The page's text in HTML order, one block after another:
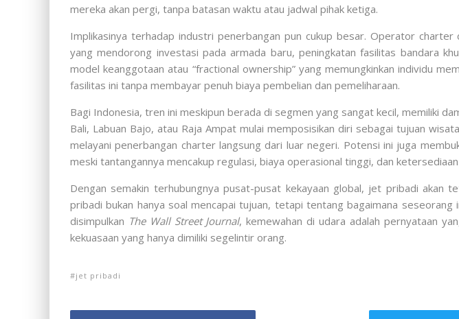
mereka akan pergi, tanpa batasan waktu atau jadwal pihak ketiga.
Implikasinya terhadap industri penerbangan pun cukup besar. Operator
yang mendorong investasi pada armada baru, peningkatan fasilitas bandara
model keanggotaan atau “fractional ownership” yang memungkinkan individu
fasilitas ini tanpa membayar penuh biaya pembelian dan pemeliharaan.
Bagi Indonesia, tren ini meskipun berada di segmen yang sangat kecil, memiliki
Bali, Labuan Bajo, atau Raja Ampat mulai memposisikan diri sebagai tujuan
melayani penerbangan charter langsung dari luar negeri. Potensi ini juga
meski tantangannya mencakup regulasi, biaya operasional tinggi, dan
Dengan semakin terhubungnya pusat-pusat kekayaan global, jet pribadi
pribadi bukan hanya soal mencapai tujuan, tetapi tentang bagaimana
disimpulkan The Wall Street Journal, kemewahan di udara adalah pernyataan
kekuasaan yang hanya dimiliki segelintir orang.
jet pribadi